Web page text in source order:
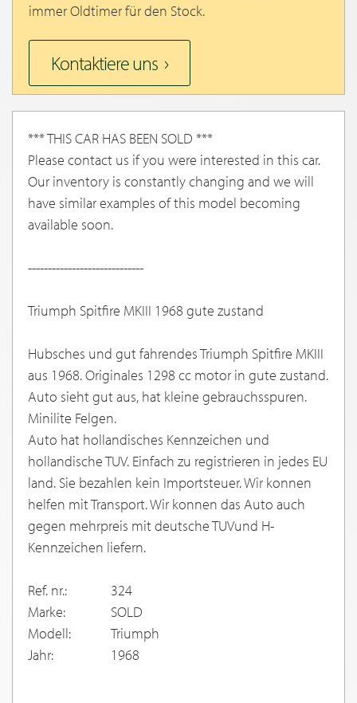
immer Oldtimer für den Stock.
Kontaktiere uns
*** THIS CAR HAS BEEN SOLD ***
Please contact us if you were interested in this car.
Our inventory is constantly changing and we will
have similar examples of this model becoming
available soon.
-----------------------------
Triumph Spitfire MKIII 1968 gute zustand
Hubsches und gut fahrendes Triumph Spitfire MKIII
aus 1968. Originales 1298 cc motor in gute zustand.
Auto sieht gut aus, hat kleine gebrauchsspuren.
Minilite Felgen.
Auto hat hollandisches Kennzeichen und
hollandische TUV. Einfach zu registrieren in jedes EU
land. Sie bezahlen kein Importsteuer. Wir konnen
helfen mit Transport. Wir konnen das Auto auch
gegen mehrpreis mit deutsche TUVund H-
Kennzeichen liefern.
Ref. nr.:
324
Marke:
SOLD
Modell:
Triumph
Jahr:
1968